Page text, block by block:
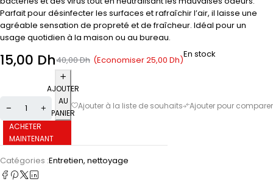
Parfait pour désinfecter les surfaces et rafraîchir l’air, il laisse une
agréable sensation de propreté et de fraîcheur. Idéal pour un
usage quotidien à la maison ou au bureau.
40,00Dh
15,00 Dh (Economiser25,00 Dh)En stock
AJOUTER
AU
PANIER
ACHETER
MAINTENANT
Catégories :Entretien, nettoyage